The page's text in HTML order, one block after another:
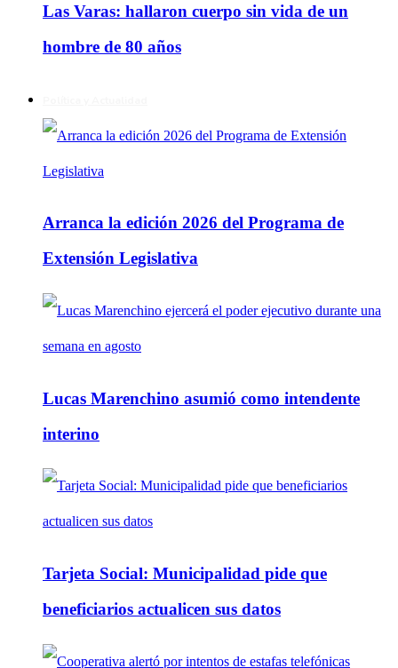
Las Varas: hallaron cuerpo sin vida de un
hombre de 80 años
Arranca la edición 2026 del Programa de
Extensión Legislativa
Lucas Marenchino asumió como intendente
interino
Tarjeta Social: Municipalidad pide que
beneficiarios actualicen sus datos